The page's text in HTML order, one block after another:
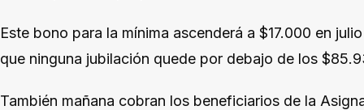
Este bono para la mínima ascenderá a $17.000 en
que ninguna jubilación quede por debajo de los
También mañana cobran los beneficiarios de la